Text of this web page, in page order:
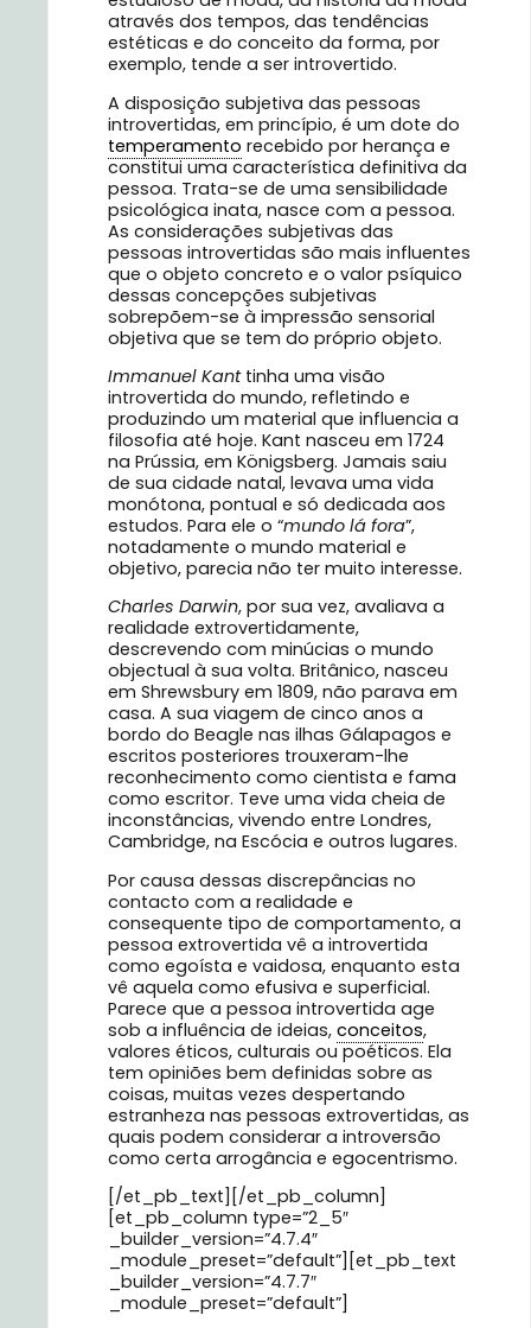
através dos tempos, das tendências
estéticas e do conceito da forma, por
exemplo, tende a ser introvertido.
A disposição subjetiva das pessoas
introvertidas, em princípio, é um dote do
temperamento recebido por herança e
constitui uma característica definitiva da
pessoa. Trata-se de uma sensibilidade
psicológica inata, nasce com a pessoa.
As considerações subjetivas das
pessoas introvertidas são mais influentes
que o objeto concreto e o valor psíquico
dessas concepções subjetivas
sobrepõem-se à impressão sensorial
objetiva que se tem do próprio objeto.
Immanuel Kant tinha uma visão
introvertida do mundo, refletindo e
produzindo um material que influencia a
filosofia até hoje. Kant nasceu em 1724
na Prússia, em Königsberg. Jamais saiu
de sua cidade natal, levava uma vida
monótona, pontual e só dedicada aos
estudos. Para ele o “mundo lá fora”,
notadamente o mundo material e
objetivo, parecia não ter muito interesse.
Charles Darwin, por sua vez, avaliava a
realidade extrovertidamente,
descrevendo com minúcias o mundo
objectual à sua volta. Britânico, nasceu
em Shrewsbury em 1809, não parava em
casa. A sua viagem de cinco anos a
bordo do Beagle nas ilhas Gálapagos e
escritos posteriores trouxeram-lhe
reconhecimento como cientista e fama
como escritor. Teve uma vida cheia de
inconstâncias, vivendo entre Londres,
Cambridge, na Escócia e outros lugares.
Por causa dessas discrepâncias no
contacto com a realidade e
consequente tipo de comportamento, a
pessoa extrovertida vê a introvertida
como egoísta e vaidosa, enquanto esta
vê aquela como efusiva e superficial.
Parece que a pessoa introvertida age
sob a influência de ideias, conceitos,
valores éticos, culturais ou poéticos. Ela
tem opiniões bem definidas sobre as
coisas, muitas vezes despertando
estranheza nas pessoas extrovertidas, as
quais podem considerar a introversão
como certa arrogância e egocentrismo.
[/et_pb_text][/et_pb_column]
[et_pb_column type=”2_5″
_builder_version=”4.7.4″
_module_preset=”default”][et_pb_text
_builder_version=”4.7.7″
_module_preset=”default”]